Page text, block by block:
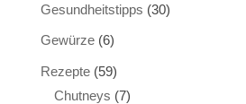
Gesundheitstipps (30)
Gewürze(6)
Rezepte(59)
Chutneys (7)